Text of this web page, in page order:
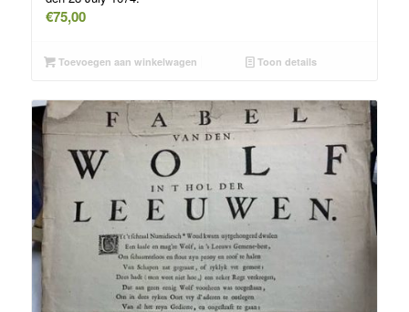
€75,00
Toevoegen aan winkelwagen Toon details